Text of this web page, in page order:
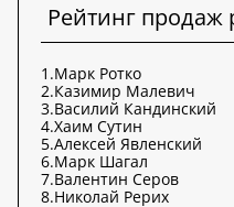
Рейтинг продаж
1.Марк Ротко
2.Казимир Малевич
3.Василий Кандинский
4.Хаим Сутин
5.Алексей Явленский
6.Марк Шагал
7.Валентин Серов
8.Николай Рерих